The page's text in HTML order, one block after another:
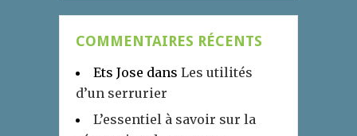
COMMENTAIRES RÉCENTS
Ets Jose dans Les utilités
d’un serrurier
L’essentiel à savoir sur la